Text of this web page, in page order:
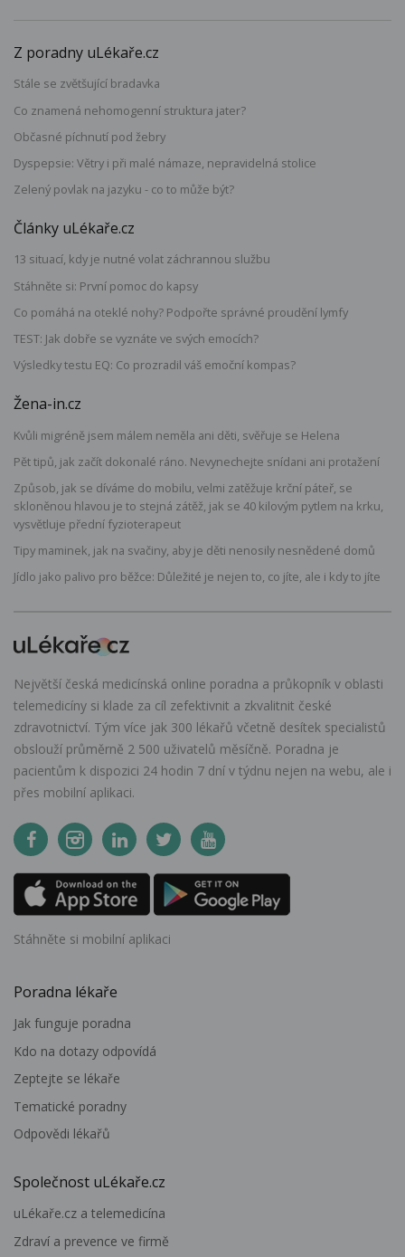
Z poradny uLékaře.cz
Stále se zvětšující bradavka
Co znamená nehomogenní struktura jater?
Občasné píchnutí pod žebry
Dyspepsie: Větry i při malé námaze, nepravidelná stolice
Zelený povlak na jazyku - co to může být?
Články uLékaře.cz
13 situací, kdy je nutné volat záchrannou službu
Stáhněte si: První pomoc do kapsy
Co pomáhá na oteklé nohy? Podpořte správné proudění lymfy
TEST: Jak dobře se vyznáte ve svých emocích?
Výsledky testu EQ: Co prozradil váš emoční kompas?
Žena-in.cz
Kvůli migréně jsem málem neměla ani děti, svěřuje se Helena
Pět tipů, jak začít dokonalé ráno. Nevynechejte snídani ani protažení
Způsob, jak se díváme do mobilu, velmi zatěžuje krční páteř, se
skloněnou hlavou je to stejná zátěž, jak se 40 kilovým pytlem na krku,
vysvětluje přední fyzioterapeut
Tipy maminek, jak na svačiny, aby je děti nenosily nesnědené domů
Jídlo jako palivo pro běžce: Důležité je nejen to, co jíte, ale i kdy to jíte
Největší česká medicínská online poradna a průkopník v oblasti
telemedicíny si klade za cíl zefektivnit a zkvalitnit české
zdravotnictví. Tým více jak 300 lékařů včetně desítek specialistů
obslouží průměrně 2 500 uživatelů měsíčně. Poradna je
pacientům k dispozici 24 hodin 7 dní v týdnu nejen na webu, ale i
přes mobilní aplikaci.
Stáhněte si mobilní aplikaci
Poradna lékaře
Jak funguje poradna
Kdo na dotazy odpovídá
Zeptejte se lékaře
Tematické poradny
Odpovědi lékařů
Společnost uLékaře.cz
uLékaře.cz a telemedicína
Zdraví a prevence ve firmě